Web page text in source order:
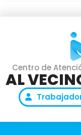
Centro de
AL